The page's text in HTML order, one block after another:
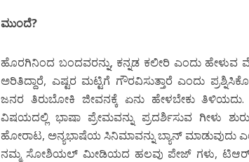
ಮುಂದೆ?
ಹೊರಗಿನಿಂದ ಬಂದವರನ್ನು, ಕನ್ನಡ ಕಲೀರಿ ಎಂದು ಹೇಳುವ
ಅರಿತಿದ್ದಾರೆ, ಎಷ್ಟರ ಮಟ್ಟಿಗೆ ಗೌರವಿಸುತ್ತಾರೆ ಎಂದು
ಜನರ ತಿರುಬೋಕಿ ಜೀವನಕ್ಕೆ ಏನು ಹೇಳಬೇಕು
ವಿಷಯದಲ್ಲಿ ಭಾಷಾ ಪ್ರೇಮವನ್ನು ಪ್ರದರ್ಶಿಸುವ ಗೀಳು
ಹೋರಾಟ, ಅನ್ಯಭಾಷೆಯ ಸಿನಿಮಾವನ್ನು ಬ್ಯಾನ್ ಮಾಡುವುದು
ನಮ್ಮ ಸೋಶಿಯಲ್ ಮೀಡಿಯದ ಹಲವು ಪೇಜ್ ಗಳು, ಟಿಆರ್